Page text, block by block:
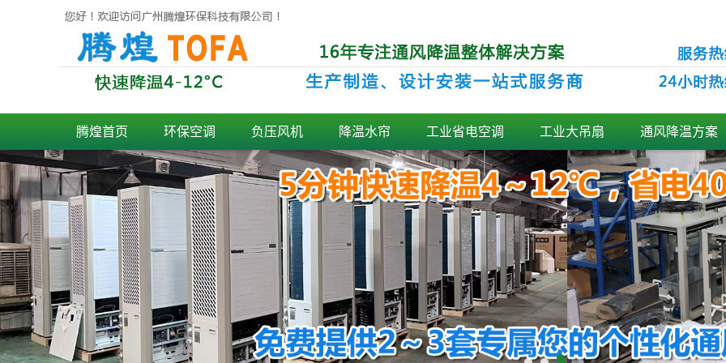
腾煌首页 环保空调 负压风机 降温水帘 工业省电空调 工业大吊扇 通风降温方案